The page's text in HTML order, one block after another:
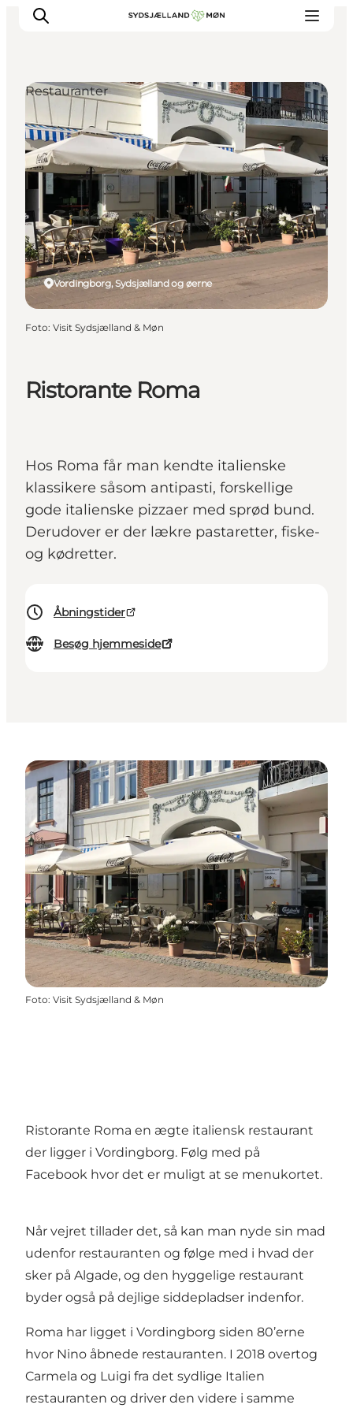
Oplev
Byer og steder
Events
Spis
Overnat
Planlæg din tur
Ristorante Roma
Hos Roma får man kendte italienske
klassikere såsom antipasti, forskellige
gode italienske pizzaer med sprød bund.
Derudover er der lækre pastaretter, fiske-
og kødretter.
Åbningstider
Besøg hjemmeside
Vordingborg, Sydsjælland og øerne
Restauranter
Foto: Visit Sydsjælland & Møn
Foto: Visit Sydsjælland & Møn
Ristorante Roma en ægte italiensk restaurant
der ligger i Vordingborg. Følg med på
Facebook hvor det er muligt at se menukortet.
Når vejret tillader det, så kan man nyde sin mad
udenfor restauranten og følge med i hvad der
sker på Algade, og den hyggelige restaurant
byder også på dejlige siddepladser indenfor.
Roma har ligget i Vordingborg siden 80’erne
hvor Nino åbnede restauranten. I 2018 overtog
Carmela og Luigi fra det sydlige Italien
restauranten og driver den videre i samme